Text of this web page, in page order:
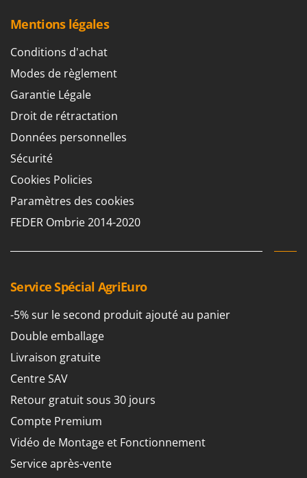
Mentions légales
Conditions d'achat
Modes de règlement
Garantie Légale
Droit de rétractation
Données personnelles
Sécurité
Cookies Policies
Paramètres des cookies
FEDER Ombrie 2014-2020
Service Spécial AgriEuro
-5% sur le second produit ajouté au panier
Double emballage
Livraison gratuite
Centre SAV
Retour gratuit sous 30 jours
Compte Premium
Vidéo de Montage et Fonctionnement
Service après-vente